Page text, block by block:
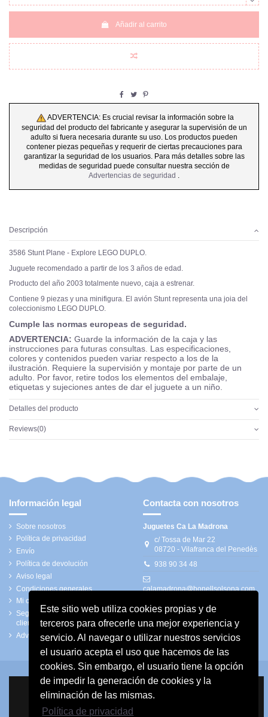
Este sitio web utiliza cookies propias y de
terceros para ofrecerle una mejor experiencia y
servicio. Al navegar o utilizar nuestros servicios
el usuario acepta el uso que hacemos de las
cookies. Sin embargo, el usuario tiene la opción
de impedir la generación de cookies y la
eliminación de las mismas.
Política de privacidad
Añadir al carrito
ADVERTENCIA: Es crucial revisar la información sobre la
seguridad del producto del fabricante y asegurar la supervisión de un
adulto si fuera necesaria durante su uso. Los productos pueden
contener piezas pequeñas y requerir de ciertas precauciones para
garantizar la seguridad de los usuarios. Para más detalles sobre las
medidas de seguridad puede consultar nuestra sección de
Advertencias de seguridad .
Descripción
3586 Stunt Plane - Explore LEGO DUPLO.
Juguete recomendado a partir de los 3 años de edad.
Producto del año 2003 totalmente nuevo, caja a estrenar.
Contiene 9 piezas y una minifigura. El avión Stunt representa una joia del
coleccionismo LEGO DUPLO.
Cumple las normas europeas de seguridad.
ADVERTENCIA: Guarde la información de la caja y las
instrucciones para futuras consultas. Las especificaciones,
colores y contenidos pueden variar respecto a los de la
ilustración. Requiere la supervisión y montaje por parte de un
adulto. Por favor, retire todos los elementos del embalaje,
etiquetas y sujeciones antes de dar el juguete a un niño.
Detalles del producto
Reviews(0)
Información legal
Sobre nosotros
Política de privacidad
Envío
Política de devolución
Aviso legal
Condiciones generales
Mi cuenta
Seguimiento de pedidos de
clientes invitados
Advertencias de seguridad
Contacta con nosotros
Juguetes Ca La Madrona
c/ Tossa de Mar 22
08720 - Vilafranca del Penedès
938 90 34 48
calamadrona@bonellsolsona.com